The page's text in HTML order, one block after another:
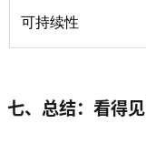
可持续性
七、总结：看得